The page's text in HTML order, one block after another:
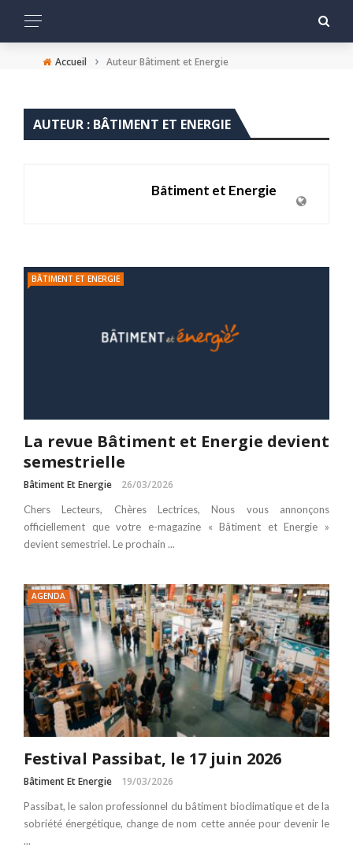
Accueil › Auteur Bâtiment et Energie
AUTEUR : BÂTIMENT ET ENERGIE
Bâtiment et Energie
BÂTIMENT ET ENERGIE
La revue Bâtiment et Energie devient
semestrielle
Bâtiment Et Energie 26/03/2026
Chers Lecteurs, Chères Lectrices, Nous vous annonçons
officiellement que votre e-magazine « Bâtiment et Energie »
devient semestriel. Le prochain ...
AGENDA
Festival Passibat, le 17 juin 2026
Bâtiment Et Energie 19/03/2026
Passibat, le salon professionnel du bâtiment bioclimatique et de la
sobriété énergétique, change de nom cette année pour devenir le
...